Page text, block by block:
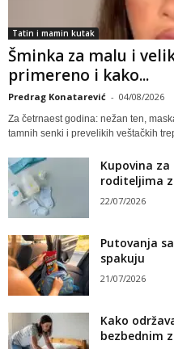
Tatin i mamin kutak
Šminka za malu i
primereno i kako...
Predrag Konatarević - 04/08/2026
Za četrnaest godina: nežan ten,
tamnih senki i prevelikih veštačkih
Kupovina
roditeljima
22/07/2026
Putovanja
spakuju
21/07/2026
Kako
bezbednim